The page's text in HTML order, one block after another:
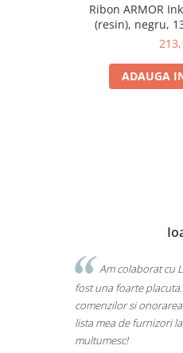
Ribon ARMOR
(resin), negru,
ADAUGA
Am colaborat cu
fost una foarte
comenzilor si
lista mea de furnizori
multumesc!